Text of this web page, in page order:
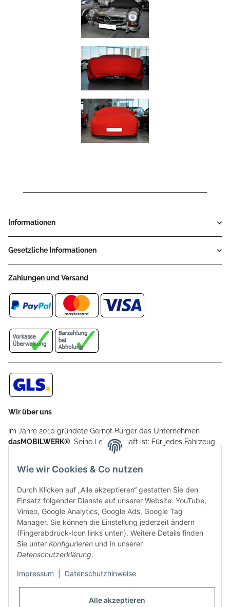
Informationen
Gesetzliche Informationen
Zahlungen und Versand
Wir über uns
Im Jahre 2010 gründete Gernot Burger das Unternehmen
dasMOBILWERK®. Seine Leidenschaft ist: Für jedes Fahrzeug
ein Car Cover anzubieten - passgenau und individuell.
Aufgrund der vielen positiven Kundenrückmeldungen kamen
weitere Produkte, wie Reifenschuhe, Hardtopständer hinzu.
Seine Reifenschoner werden in Deutschland produziert und
sind mit hochwertigen Techniken und Materialien gefertigt.
dasMOBILWERK® ist seit der Gründung ein
Familienunternehmen, welches sich seit 2010 auf
Wachstumskurs befindet. Hier haben Sie zu den üblichen
Geschäftszeiten immer einen persönlichen Ansprechpartner,
sofern Sie Fragen rund um die Produkte von dasMOBILWERK
haben.
Wie wir Cookies & Co nutzen
Durch Klicken auf „Alle akzeptieren“ gestatten Sie den
Einsatz folgender Dienste auf unserer Website: YouTube,
Vimeo, Google Analytics, Google Ads, Google Tag
Manager. Sie können die Einstellung jederzeit ändern
(Fingerabdruck-Icon links unten). Weitere Details finden
Sie unter Konfigurieren und in unserer
Datenschutzerklärung.
Impressum Datenschutzhinweise
Alle akzeptieren